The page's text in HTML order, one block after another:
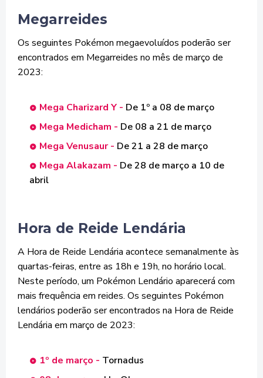
Megarreides
Os seguintes Pokémon megaevoluídos poderão ser
encontrados em Megarreides no mês de março de
2023:
Mega Charizard Y - De 1º a 08 de março
Mega Medicham - De 08 a 21 de março
Mega Venusaur - De 21 a 28 de março
Mega Alakazam - De 28 de março a 10 de
abril
Hora de Reide Lendária
A Hora de Reide Lendária acontece semanalmente às
quartas-feiras, entre as 18h e 19h, no horário local.
Neste período, um Pokémon Lendário aparecerá com
mais frequência em reides. Os seguintes Pokémon
lendários poderão ser encontrados na Hora de Reide
Lendária em março de 2023:
1º de março - Tornadus